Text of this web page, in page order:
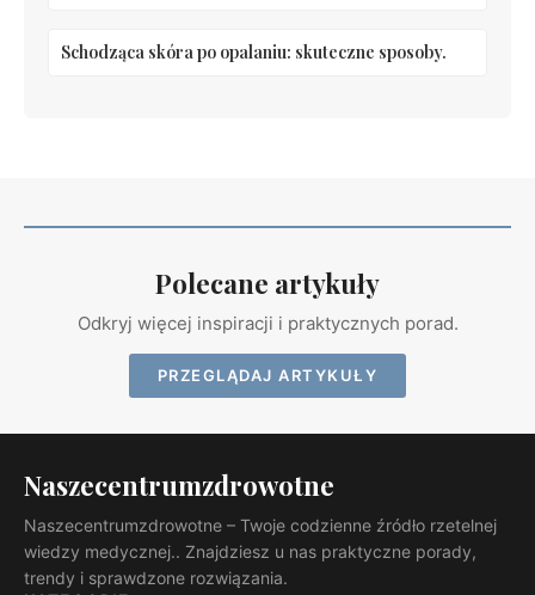
Schodząca skóra po opalaniu: skuteczne sposoby.
Polecane artykuły
Odkryj więcej inspiracji i praktycznych porad.
PRZEGLĄDAJ ARTYKUŁY
Naszecentrumzdrowotne
Naszecentrumzdrowotne – Twoje codzienne źródło rzetelnej
wiedzy medycznej.. Znajdziesz u nas praktyczne porady,
trendy i sprawdzone rozwiązania.